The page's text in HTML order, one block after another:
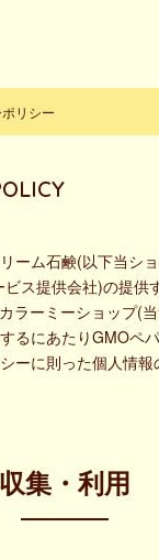
リシー
ーム石鹸(以下当ショ
ビス提供会社)の提供
カラーミーショップ(
るにあたりGMOペ
ーに則った個人情報
収集・利用